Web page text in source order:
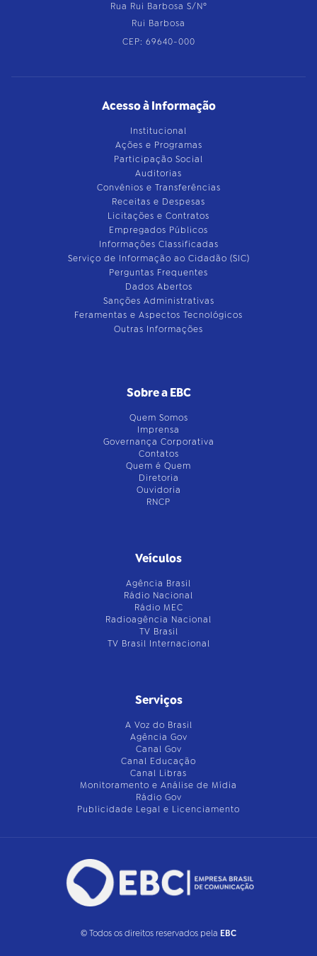
Rua Rui Barbosa S/Nº
Rui Barbosa
CEP: 69640-000
Acesso à Informação
Institucional
Ações e Programas
Participação Social
Auditorias
Convênios e Transferências
Receitas e Despesas
Licitações e Contratos
Empregados Públicos
Informações Classificadas
Serviço de Informação ao Cidadão (SIC)
Perguntas Frequentes
Dados Abertos
Sanções Administrativas
Feramentas e Aspectos Tecnológicos
Outras Informações
Sobre a EBC
Quem Somos
Imprensa
Governança Corporativa
Contatos
Quem é Quem
Diretoria
Ouvidoria
RNCP
Veículos
Agência Brasil
Rádio Nacional
Rádio MEC
Radioagência Nacional
TV Brasil
TV Brasil Internacional
Serviços
A Voz do Brasil
Agência Gov
Canal Gov
Canal Educação
Canal Libras
Monitoramento e Análise de Mídia
Rádio Gov
Publicidade Legal e Licenciamento
© Todos os direitos reservados pela EBC